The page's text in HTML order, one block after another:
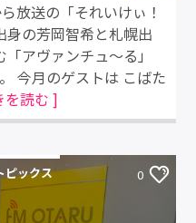
放送の「それいけぃ！
身の芳岡智希と札幌出
アヴァンチュ～る」
今月のゲストは こばた
を読む ]
ピックス 0